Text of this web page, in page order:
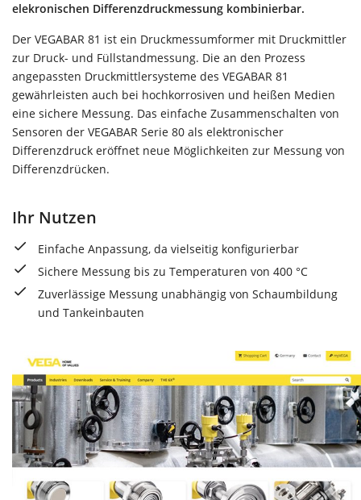
elekronischen Differenzdruckmessung kombinierbar.
Der VEGABAR 81 ist ein Druckmessumformer mit Druckmittler
zur Druck- und Füllstandmessung. Die an den Prozess
angepassten Druckmittlersysteme des VEGABAR 81
gewährleisten auch bei hochkorrosiven und heißen Medien
eine sichere Messung. Das einfache Zusammenschalten von
Sensoren der VEGABAR Serie 80 als elektronischer
Differenzdruck eröffnet neue Möglichkeiten zur Messung von
Differenzdrücken.
Ihr Nutzen
Einfache Anpassung, da vielseitig konfigurierbar
Sichere Messung bis zu Temperaturen von 400 °C
Zuverlässige Messung unabhängig von Schaumbildung
und Tankeinbauten